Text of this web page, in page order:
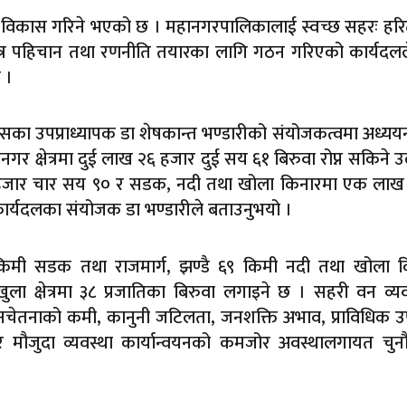
गरिने भएको छ । महानगरपालिकालाई स्वच्छ सहरः
पहिचान तथा रणनीति तयारका लागि गठन गरिएको
उपप्राध्यापक डा शेषकान्त भण्डारीको संयोजकत्वमा
क्षेत्रमा दुई लाख २६ हजार दुई सय ६१ बिरुवा रोप्न
चार सय ९० र सडक, नदी तथा खोला किनारमा एक
संयोजक डा भण्डारीले बताउनुभयो ।
सडक तथा राजमार्ग, झण्डै ६९ किमी नदी तथा खोला
३८ प्रजातिका बिरुवा लगाइने छ । सहरी वन
कमी, कानुनी जटिलता, जनशक्ति अभाव,
व्यवस्था कार्यान्वयनको कमजोर अवस्थालगायत